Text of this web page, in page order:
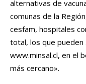
alternativas de
comunas de la
cesfam, hospitales
total, los que
www.minsal.cl, en el
más cercano».